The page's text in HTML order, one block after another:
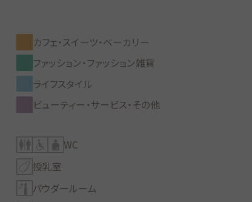
カフェ・スイーツ・ベーカリー
ファッション・ファッション雑貨
ライフスタイル
ビューティー・サービス・その他
WC
授乳室
パウダールーム